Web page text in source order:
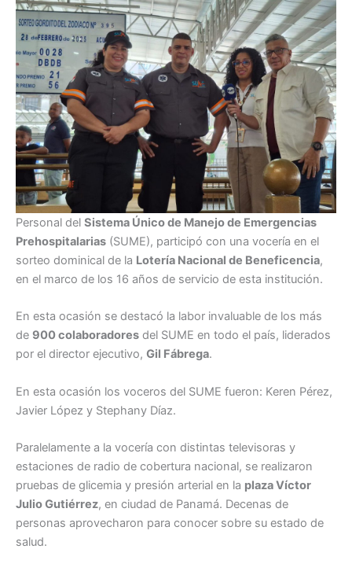
Personal del Sistema Único de Manejo de Emergencias
Prehospitalarias (SUME), participó con una vocería en el
sorteo dominical de la Lotería Nacional de Beneficencia,
en el marco de los 16 años de servicio de esta institución.
En esta ocasión se destacó la labor invaluable de los más
de 900 colaboradores del SUME en todo el país, liderados
por el director ejecutivo, Gil Fábrega.
En esta ocasión los voceros del SUME fueron: Keren Pérez,
Javier López y Stephany Díaz.
Paralelamente a la vocería con distintas televisoras y
estaciones de radio de cobertura nacional, se realizaron
pruebas de glicemia y presión arterial en la plaza Víctor
Julio Gutiérrez, en ciudad de Panamá. Decenas de
personas aprovecharon para conocer sobre su estado de
salud.